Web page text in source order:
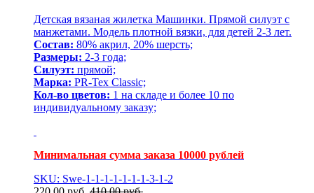
Детская вязаная жилетка Машинки. Прямой силуэт с
манжетами. Модель плотной вязки, для детей 2-3 лет.
Состав: 80% акрил, 20% шерсть;
Размеры: 2-3 года;
Силуэт: прямой;
Марка: PR-Tex Classic;
Кол-во цветов: 1 на складе и более 10 по
индивидуальному заказу;
Минимальная сумма заказа 10000 рублей
SKU: Swe-1-1-1-1-1-1-1-3-1-2